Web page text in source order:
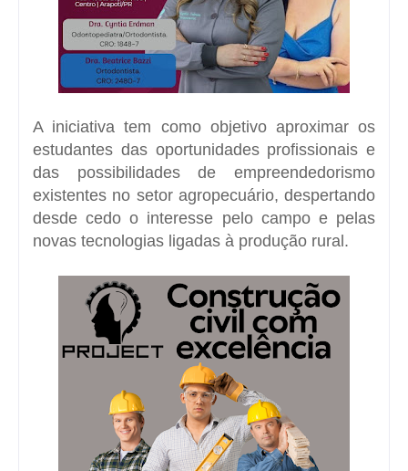
A iniciativa tem como objetivo aproximar os
estudantes das oportunidades profissionais e
das possibilidades de empreendedorismo
existentes no setor agropecuário, despertando
desde cedo o interesse pelo campo e pelas
novas tecnologias ligadas à produção rural.